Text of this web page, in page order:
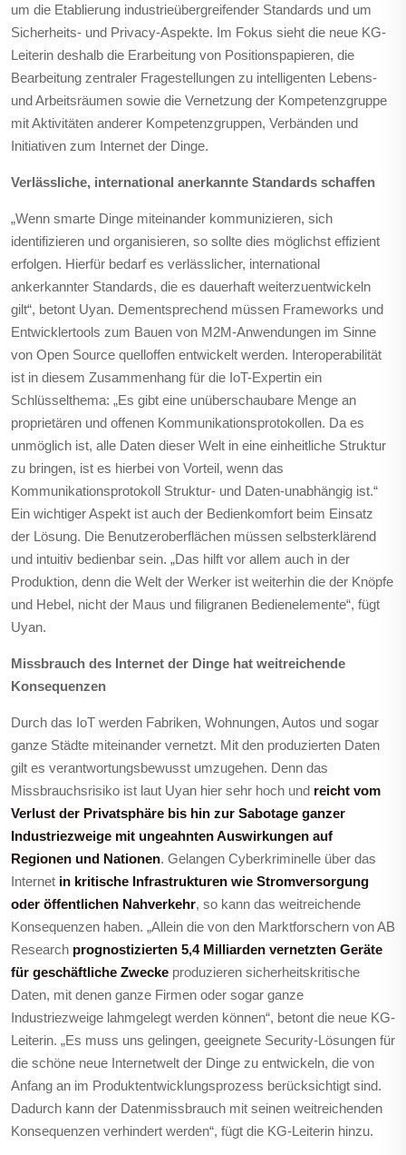
um die Etablierung industrieübergreifender Standards und um
Sicherheits- und Privacy-Aspekte. Im Fokus sieht die neue KG-
Leiterin deshalb die Erarbeitung von Positionspapieren, die
Bearbeitung zentraler Fragestellungen zu intelligenten Lebens-
und Arbeitsräumen sowie die Vernetzung der Kompetenzgruppe
mit Aktivitäten anderer Kompetenzgruppen, Verbänden und
Initiativen zum Internet der Dinge.
Verlässliche, international anerkannte Standards schaffen
„Wenn smarte Dinge miteinander kommunizieren, sich
identifizieren und organisieren, so sollte dies möglichst effizient
erfolgen. Hierfür bedarf es verlässlicher, international
ankerkannter Standards, die es dauerhaft weiterzuentwickeln
gilt“, betont Uyan. Dementsprechend müssen Frameworks und
Entwicklertools zum Bauen von M2M-Anwendungen im Sinne
von Open Source quelloffen entwickelt werden. Interoperabilität
ist in diesem Zusammenhang für die IoT-Expertin ein
Schlüsselthema: „Es gibt eine unüberschaubare Menge an
proprietären und offenen Kommunikationsprotokollen. Da es
unmöglich ist, alle Daten dieser Welt in eine einheitliche Struktur
zu bringen, ist es hierbei von Vorteil, wenn das
Kommunikationsprotokoll Struktur- und Daten-unabhängig ist.“
Ein wichtiger Aspekt ist auch der Bedienkomfort beim Einsatz
der Lösung. Die Benutzeroberflächen müssen selbsterklärend
und intuitiv bedienbar sein. „Das hilft vor allem auch in der
Produktion, denn die Welt der Werker ist weiterhin die der Knöpfe
und Hebel, nicht der Maus und filigranen Bedienelemente“, fügt
Uyan.
Missbrauch des Internet der Dinge hat weitreichende
Konsequenzen
Durch das IoT werden Fabriken, Wohnungen, Autos und sogar
ganze Städte miteinander vernetzt. Mit den produzierten Daten
gilt es verantwortungsbewusst umzugehen. Denn das
Missbrauchsrisiko ist laut Uyan hier sehr hoch und reicht vom
Verlust der Privatsphäre bis hin zur Sabotage ganzer
Industriezweige mit ungeahnten Auswirkungen auf
Regionen und Nationen. Gelangen Cyberkriminelle über das
Internet in kritische Infrastrukturen wie Stromversorgung
oder öffentlichen Nahverkehr, so kann das weitreichende
Konsequenzen haben. „Allein die von den Marktforschern von AB
Research prognostizierten 5,4 Milliarden vernetzten Geräte
für geschäftliche Zwecke produzieren sicherheitskritische
Daten, mit denen ganze Firmen oder sogar ganze
Industriezweige lahmgelegt werden können“, betont die neue KG-
Leiterin. „Es muss uns gelingen, geeignete Security-Lösungen für
die schöne neue Internetwelt der Dinge zu entwickeln, die von
Anfang an im Produktentwicklungsprozess berücksichtigt sind.
Dadurch kann der Datenmissbrauch mit seinen weitreichenden
Konsequenzen verhindert werden“, fügt die KG-Leiterin hinzu.